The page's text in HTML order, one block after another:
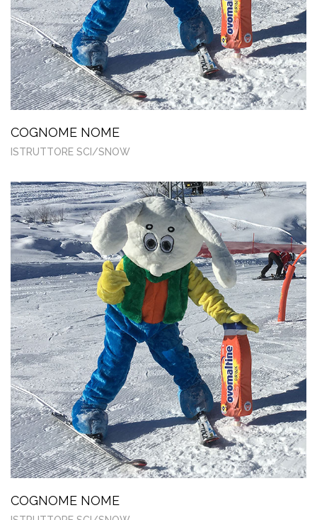
COGNOME NOME
ISTRUTTORE SCI/SNOW
COGNOME NOME